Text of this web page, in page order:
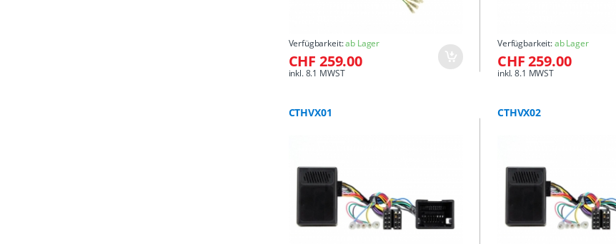
Verfügbarkeit:ab Lager
CHF 259.00
inkl. 8.1 MWST
Verfügbarkeit:ab Lager
CHF 259.00
inkl. 8.1 MWST
CTHVX01 CTHVX02